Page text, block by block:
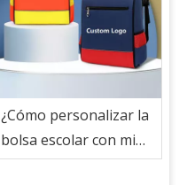
¿Cómo personalizar la
bolsa escolar con mi
logotipo?